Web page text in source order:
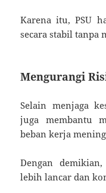
Karena itu, PSU
secara stabil tanpa
Mengurangi
Selain menjaga
juga membantu
beban kerja
Dengan
lebih lancar dan